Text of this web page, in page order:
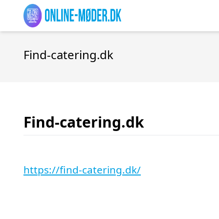
Find-catering.dk
Find-catering.dk
https://find-catering.dk/